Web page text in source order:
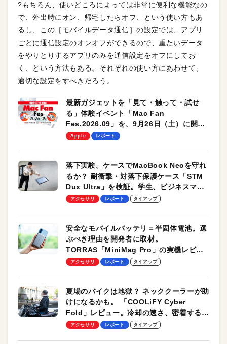
?もちろん、使いどころによっては非常に便利な機能なの
で、外出時にオン、帰宅したらオフ、という使い方もあ
るし、この［モバイルデータ通信］の設定では、アプリ
ごとに通信設定のオンオフができるので、重たいデータ
をやりとりするアプリのみを通信設定をオフにしてお
く、という方法もある。それぞれの使い方にあわせて、
適切な設定をすべきだろう。
最新ガジェットを「見て・触って・試せ
る」体験イベント「Mac Fan
Fes.2026.09」を、9月26日（土）に開催
します！
Apple レポート
落下実験。ケースでMacBook Neoを守れ
るか？ 耐衝撃・対落下保護ケース「STM
Dux Ultra」を検証。学生、ビジネスマン
のモバイルユースに最適！
アクセサリ レポート タイアップ
安全なモバイルバッテリ＝半固体電池。選
ぶべき理由を開発者に取材。
TORRAS「MiniMag Pro」の実機レビュ
ーも
アクセサリ レポート タイアップ
夏場のバイクは地獄？ ネッククーラーが助
けになるかも。 「COOLiFY Cyber
Fold」レビュー。冷却の速さ、密着する冷
却プレート、シンプルな操作性がグッド！
アクセサリ レポート タイアップ